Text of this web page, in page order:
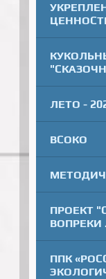
ЛЕТО -
ВСОКО
ПРОЕКТ
ВОПРЕКИ
ППК